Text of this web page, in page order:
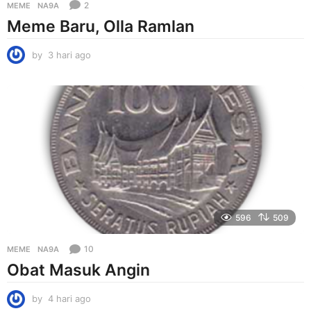
MEME NA9A 2
Meme Baru, Olla Ramlan
by 3 hari ago
r
o
596 509
MEME NA9A 10
Obat Masuk Angin
by 4 hari ago